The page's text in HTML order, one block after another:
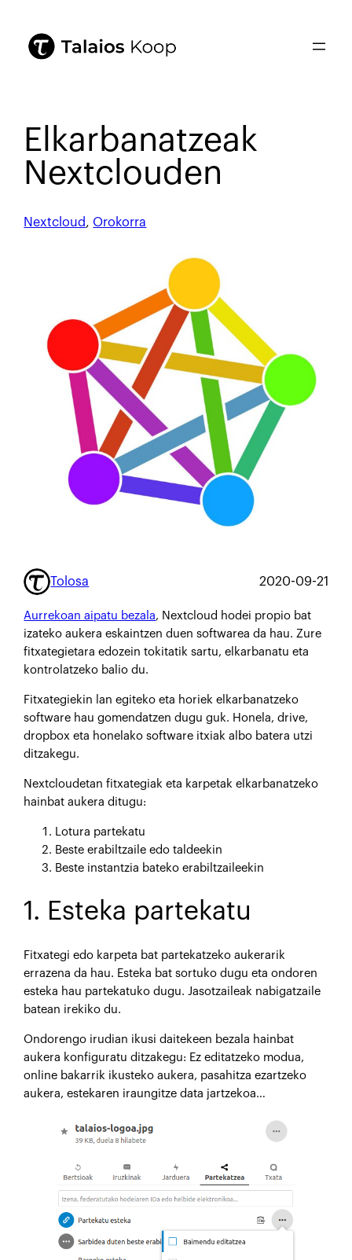
Elkarbanatzeak
Nextclouden
Nextcloud, Orokorra
Tolosa 2020-09-21
Aurrekoan aipatu bezala, Nextcloud hodei propio bat
izateko aukera eskaintzen duen softwarea da hau. Zure
fitxategietara edozein tokitatik sartu, elkarbanatu eta
kontrolatzeko balio du.
Fitxategiekin lan egiteko eta horiek elkarbanatzeko
software hau gomendatzen dugu guk. Honela, drive,
dropbox eta honelako software itxiak albo batera utzi
ditzakegu.
Nextcloudetan fitxategiak eta karpetak elkarbanatzeko
hainbat aukera ditugu:
Lotura partekatu
Beste erabiltzaile edo taldeekin
Beste instantzia bateko erabiltzaileekin
1. Esteka partekatu
Fitxategi edo karpeta bat partekatzeko aukerarik
errazena da hau. Esteka bat sortuko dugu eta ondoren
esteka hau partekatuko dugu. Jasotzaileak nabigatzaile
batean irekiko du.
Ondorengo irudian ikusi daitekeen bezala hainbat
aukera konfiguratu ditzakegu: Ez editatzeko modua,
online bakarrik ikusteko aukera, pasahitza ezartzeko
aukera, estekaren iraungitze data jartzekoa…